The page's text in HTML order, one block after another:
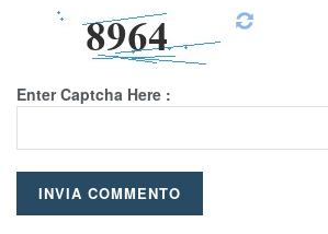
Enter Captcha Here :